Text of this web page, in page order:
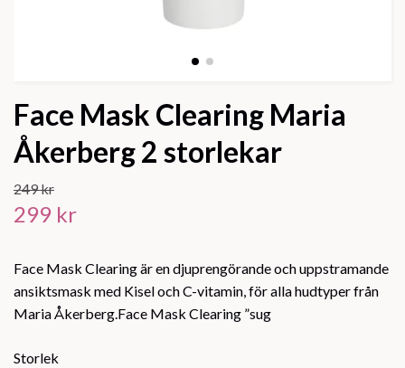
Face Mask Clearing Maria
Åkerberg 2 storlekar
249 kr
299 kr
Face Mask Clearing är en djuprengörande och uppstramande
ansiktsmask med Kisel och C-vitamin, för alla hudtyper från
Maria Åkerberg.Face Mask Clearing ”sug
Storlek